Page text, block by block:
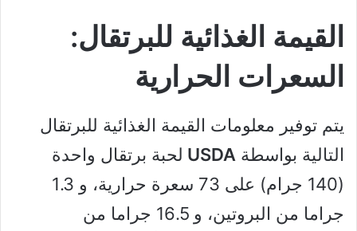
القيمة الغذائية للبرتقال:
السعرات الحرارية
يتم توفير معلومات القيمة الغذائية للبرتقال
التالية بواسطة USDA لحبة برتقال واحدة
(140 جرام) على 73 سعرة حرارية، و 1.3
جراما من البروتين، و 16.5 جراما من